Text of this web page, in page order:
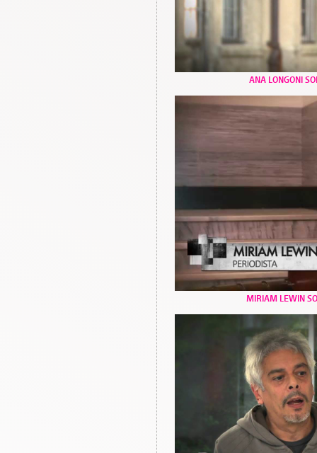
ANA LONGONI
MIRIAM LEWIN